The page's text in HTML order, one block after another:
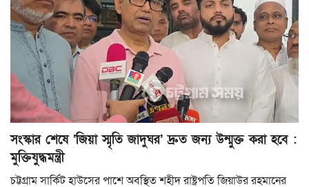
সংস্কার শেষে ‘জিয়া স্মৃতি জাদুঘর’ দ্রুত জন্য উন্মুক্ত করা হবে :
মুক্তিযুদ্ধমন্ত্রী
চট্টগ্রাম সার্কিট হাউসের পাশে অবস্থিত শহীদ রাষ্ট্রপতি জিয়াউর রহমানের